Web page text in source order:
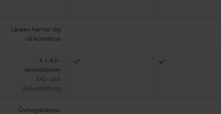
Läraren hämtar dig
till körlektion
4 + 4 e-
teorilektioner
EAS- och
Riskutbildning
Övningskörprov